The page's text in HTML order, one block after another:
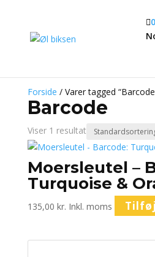
0
Forside / Varer tagged
Barcode
Viser 1 resultat
Moersleutel –
Turquoise &
135,00 kr. Inkl. moms